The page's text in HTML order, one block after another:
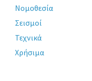
Νομοθεσία
Σεισμοί
Τεχνικά
Χρήσιμα